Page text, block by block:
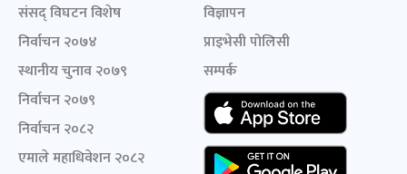
संसद् विघटन विशेष
निर्वाचन २०७४
स्थानीय चुनाव २०७९
निर्वाचन २०७९
निर्वाचन २०८२
एमाले महाधिवेशन २०८२
विज्ञापन
प्राइभेसी पोलिसी
सम्पर्क